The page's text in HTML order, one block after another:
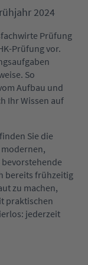
2024
Prüfung
Prüfung vor.
So
Aufbau und
Ihr Wissen auf
Sie die
bereits frühzeitig
zu machen,
praktischen
jederzeit